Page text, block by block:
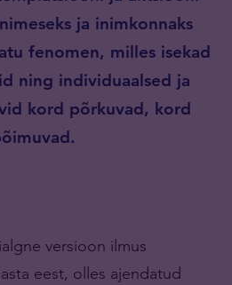
ja inimkonnaks
fenomen, milles isekad
ning individuaalsed ja
kord põrkuvad, kord
versioon ilmus
eest, olles ajendatud